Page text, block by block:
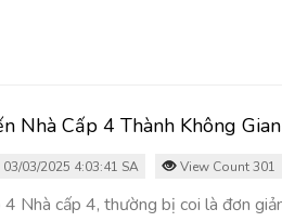
Nhà Cấp 4 Thành Không
03/03/2025 4:03:41 SA View Count 301
4 Nhà cấp 4, thường bị coi là đơn